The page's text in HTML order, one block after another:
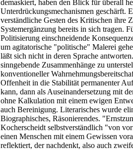
demaskiert, haben den Blick für überall
Unterdrückungsmechanismen geschärft.
verständliche Gesten des Kritischen ihre
Systemergänzung bereits in sich tragen.
Politisierung einschneidende
um agitatorische "politische" Malerei
läßt sich nicht in deren Sprache
sinngebende Zusammenhänge zu
konventioneller
Offenheit in die Stabilität permanenter
kann, dann als Auseinandersetzung mit
ohne Kalkulation mit einem ewigen
auch Bereinigung. Literarisches wurde
Biographisches, Räsonierendes.
Kocherscheidt selbstverständlich "von
einen Menschen mit einem Gewissen
reflektiert, der nachdenkt, also auch